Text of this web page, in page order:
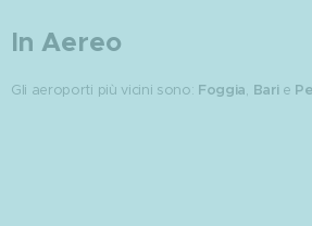
In Aereo
Gli aeroporti più vicini sono: Foggia, Barie